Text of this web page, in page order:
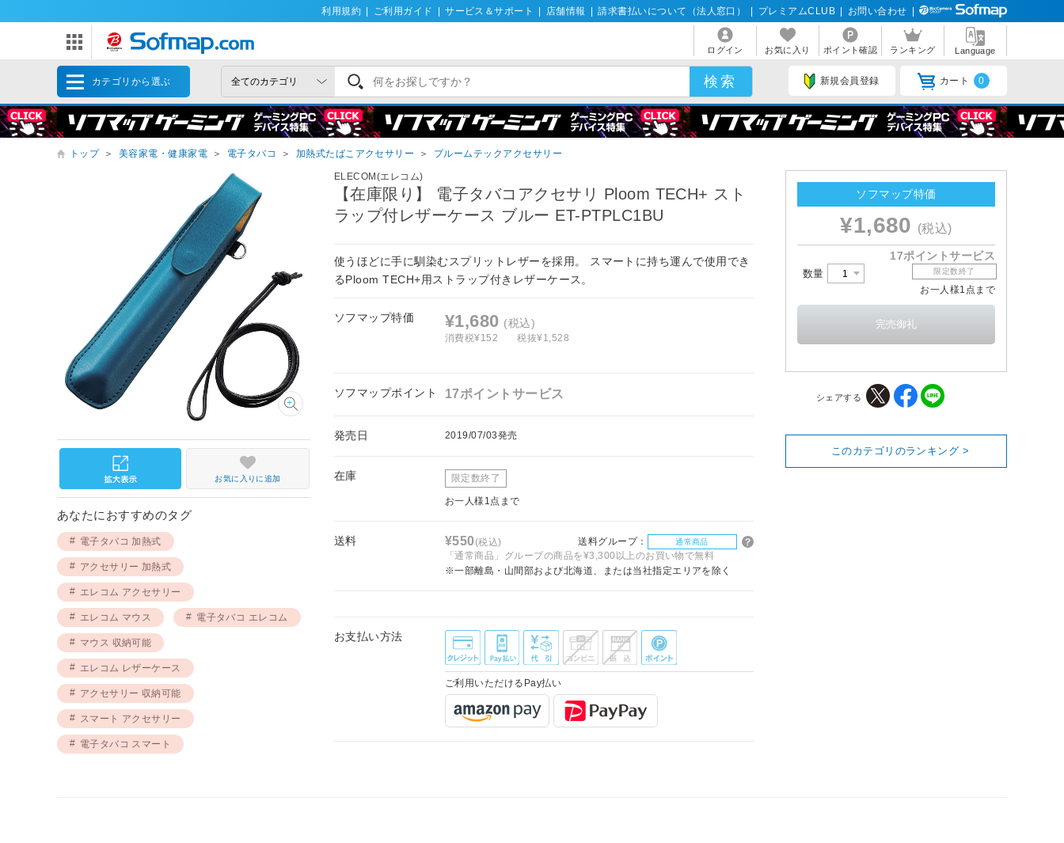
利用規約 ご利用ガイド サービス＆サポート 店舗情報 請求書払いについて（法人窓口） プレミアムCLUB お問い合わせ
ログイン お気に入り ポイント確認 ランキング Language
カテゴリから選ぶ 新規会員登録 カート 0
トップ ＞ 美容家電・健康家電 ＞ 電子タバコ ＞ 加熱式たばこアクセサリー ＞ プルームテックアクセサリー
ELECOM(エレコム)
【在庫限り】 電子タバコアクセサリ Ploom TECH+ スト
ラップ付レザーケース ブルー ET-PTPLC1BU
使うほどに手に馴染むスプリットレザーを採用。 スマートに持ち運んで使用でき
るPloom TECH+用ストラップ付きレザーケース。
ソフマップ特価 ¥1,680 (税込)
消費税¥152 税抜¥1,528
ソフマップポイント 17ポイントサービス
発売日 2019/07/03発売
在庫 限定数終了
お一人様1点まで
送料 ¥550(税込) 送料グループ： 通常商品
「通常商品」グループの商品を¥3,300以上のお買い物で無料
※一部離島・山間部および北海道、または当社指定エリアを除く
お支払い方法
ご利用いただけるPay払い
お気に入りに追加
あなたにおすすめのタグ
電子タバコ 加熱式
アクセサリー 加熱式
エレコム アクセサリー
エレコム マウス 電子タバコ エレコム
マウス 収納可能
エレコム レザーケース
アクセサリー 収納可能
スマート アクセサリー
電子タバコ スマート
ソフマップ特価
¥1,680 (税込)
17ポイントサービス
数量 限定数終了
お一人様1点まで
シェアする
このカテゴリのランキング >